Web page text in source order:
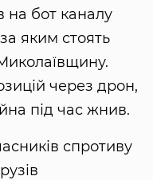
на бот каналу
яким стоять
через дрон,
під час жнив.
спротиву